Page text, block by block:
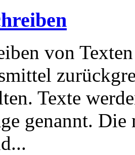
von
Texte
genannt.